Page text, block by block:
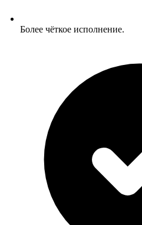
Более чёткое исполнение.